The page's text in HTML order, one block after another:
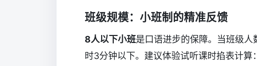
班级规模：小班制的精准反馈
8人以下小班是口语进步的保障。当班级
时3分钟以下。建议体验试听课时掐表计